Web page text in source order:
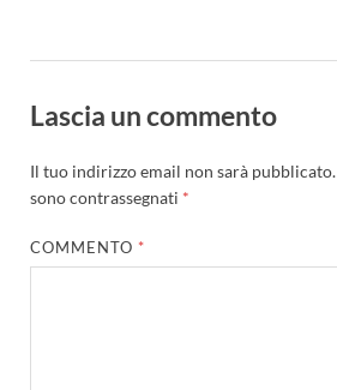
Lascia un commento
Il tuo indirizzo email non sarà pubblicato.
sono contrassegnati *
COMMENTO *